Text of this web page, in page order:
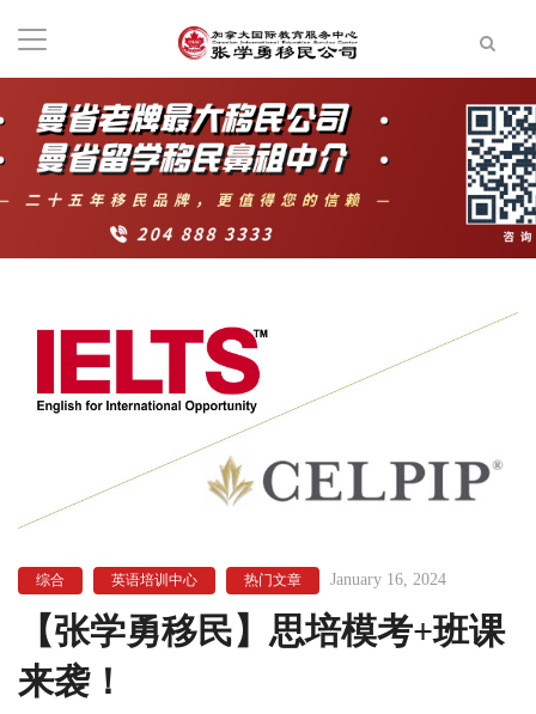
综合 英语培训中心 热门文章 January 16, 2024
【张学勇移民】思培模考+班课
来袭！